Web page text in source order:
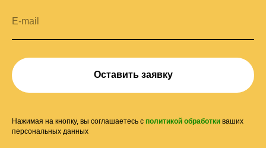
Оставить заявку
Нажимая на кнопку, вы соглашаетесь с политикой обработки ваших
персональных данных